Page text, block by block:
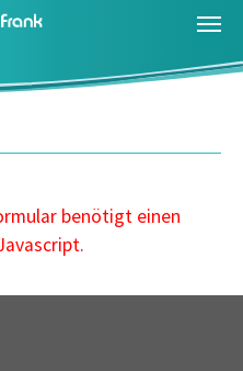
benötigt einen